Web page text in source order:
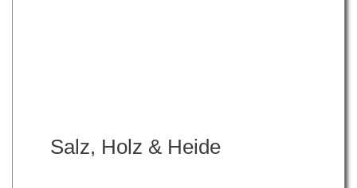
Salz, Holz & Heide